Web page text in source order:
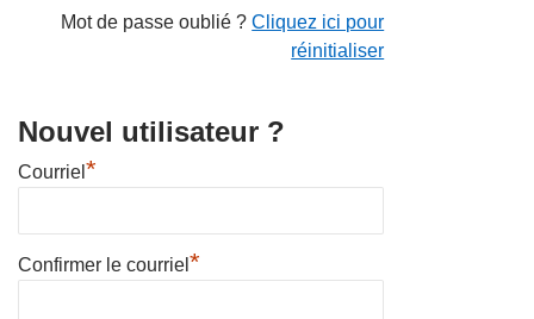
Mot de passe oublié ?Cliquez ici pour
réinitialiser
Nouvel utilisateur ?
Courriel *
Confirmer le courriel *